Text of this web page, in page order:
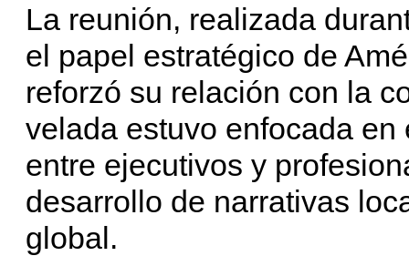
La reunión, realizada
el papel estratégico de
reforzó su relación con la
velada estuvo enfocada
entre ejecutivos y
desarrollo de narrativas
global.